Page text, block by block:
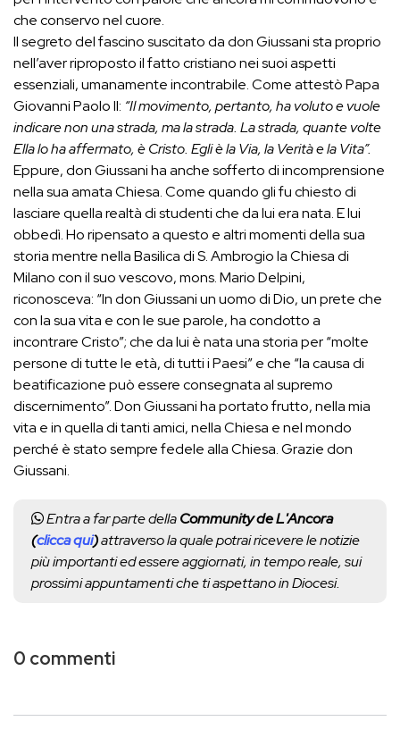
che conservo nel cuore.
Il segreto del fascino suscitato da don Giussani sta proprio
nell’aver riproposto il fatto cristiano nei suoi aspetti
essenziali, umanamente incontrabile. Come attestò Papa
Giovanni Paolo II: “Il movimento, pertanto, ha voluto e vuole
indicare non una strada, ma la strada. La strada, quante volte
Ella lo ha affermato, è Cristo. Egli è la Via, la Verità e la Vita”.
Eppure, don Giussani ha anche sofferto di incomprensione
nella sua amata Chiesa. Come quando gli fu chiesto di
lasciare quella realtà di studenti che da lui era nata. E lui
obbedì. Ho ripensato a questo e altri momenti della sua
storia mentre nella Basilica di S. Ambrogio la Chiesa di
Milano con il suo vescovo, mons. Mario Delpini,
riconosceva: “In don Giussani un uomo di Dio, un prete che
con la sua vita e con le sue parole, ha condotto a
incontrare Cristo”; che da lui è nata una storia per “molte
persone di tutte le età, di tutti i Paesi” e che “la causa di
beatificazione può essere consegnata al supremo
discernimento”. Don Giussani ha portato frutto, nella mia
vita e in quella di tanti amici, nella Chiesa e nel mondo
perché è stato sempre fedele alla Chiesa. Grazie don
Giussani.
Entra a far parte dellaCommunity de L'Ancora
(clicca qui)attraverso la quale potrai ricevere le notizie
più importanti ed essere aggiornati, in tempo reale, sui
prossimi appuntamenti che ti aspettano in Diocesi.
0 commenti